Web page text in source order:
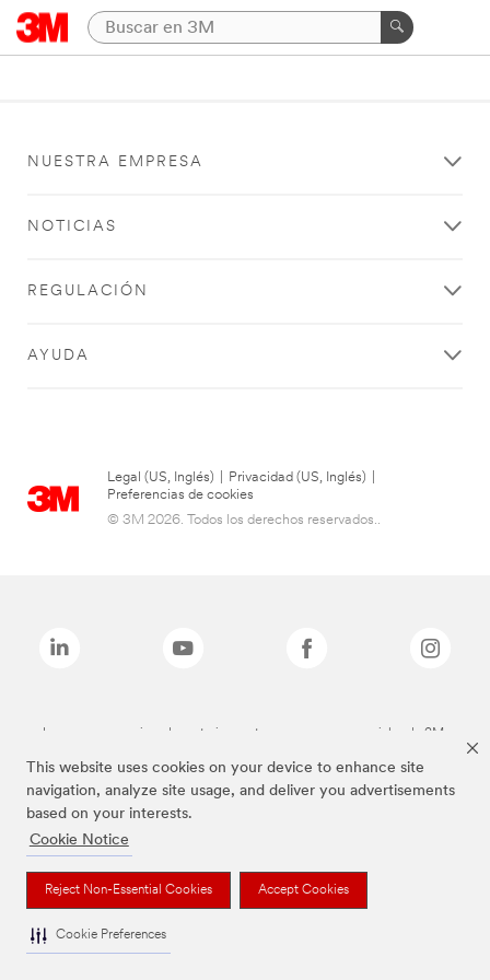
This website uses cookies on your device to enhance site
navigation, analyze site usage, and deliver you advertisements
based on your interests.
Cookie Notice
Reject Non-Essential Cookies Accept Cookies
Cookie Preferences
NUESTRA EMPRESA
NOTICIAS
REGULACIÓN
AYUDA
Legal (US, Inglés) Privacidad (US, Inglés)
Preferencias de cookies
© 3M 2026. Todos los derechos reservados..
Las marcas mencionadas anteriormente son marcas comerciales de 3M.